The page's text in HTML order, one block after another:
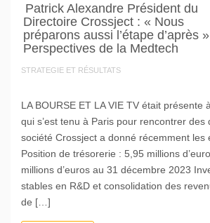
Patrick Alexandre Président du
Directoire Crossject : « Nous
préparons aussi l’étape d’après
Perspectives de la Medtech
STRATEGIE ET RÉSULTATS
LA BOURSE ET LA VIE TV était présente
qui s’est tenu à Paris pour rencontrer des
société Crossject a donné récemment les
Position de trésorerie : 5,95 millions
millions d’euros au 31 décembre 2023
stables en R&D et consolidation des
de […]